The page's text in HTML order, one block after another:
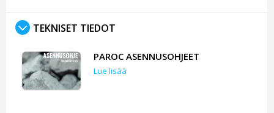
TEKNISET TIEDOT
PAROC ASENNUSOHJEET
Lue lisää